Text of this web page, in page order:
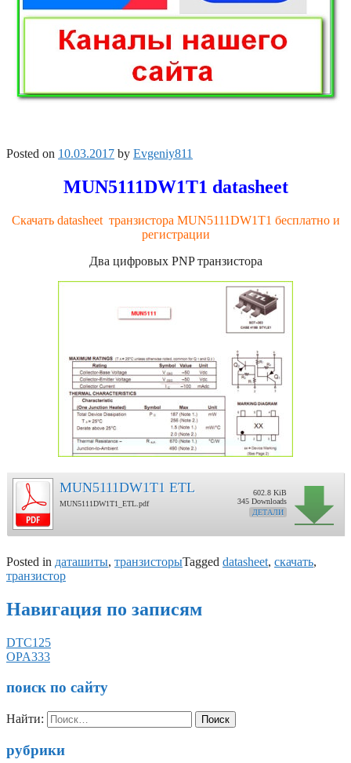
Posted on 10.03.2017 by Evgeniy811
MUN5111DW1T1 datasheet
Скачать datasheet транзистора MUN5111DW1T1 бесплатно и
регистрации
Два цифровых PNP транзистора
MUN5111DW1T1 ETL
MUN5111DW1T1_ETL.pdf
602.8 KiB
345 Downloads
ДЕТАЛИ
Posted in даташиты, транзисторыTagged datasheet, скачать,
транзистор
Навигация по записям
DTC125
OPA333
поиск по сайту
Найти:
рубрики